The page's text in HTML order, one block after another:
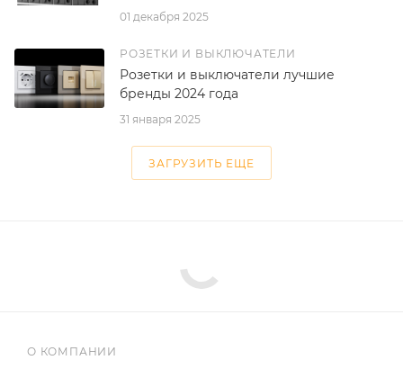
01 декабря 2025
РОЗЕТКИ И ВЫКЛЮЧАТЕЛИ
31 января 2025
Розетки и выключатели лучшие
бренды 2024 года
ЗАГРУЗИТЬ ЕЩЕ
О КОМПАНИИ